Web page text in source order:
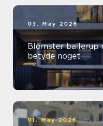
03. May 2026
Blomster ballerup når buketten skal
betyde noget
01. May 2026